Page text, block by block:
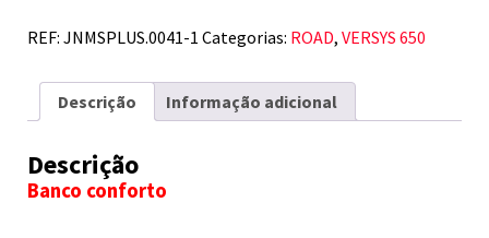
23
REF: JNMSPLUS.0041-1 Categorias: ROAD, VERSYS 650
Descrição Informação adicional
Descrição
Banco conforto